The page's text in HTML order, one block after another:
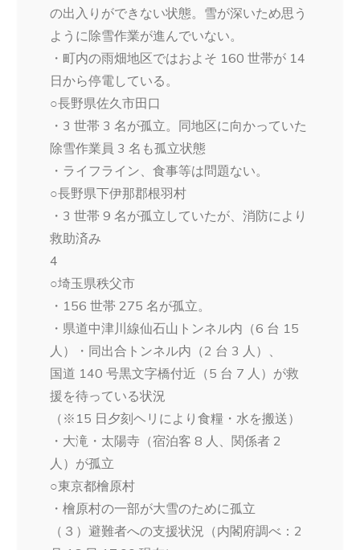
の出入りができない状態。雪が深いため思う
ように除雪作業が進んでいない。
・町内の雨畑地区ではおよそ 160 世帯が 14
日から停電している。
○長野県佐久市田口
・3 世帯 3 名が孤立。同地区に向かっていた
除雪作業員 3 名も孤立状態
・ライフライン、食事等は問題ない。
○長野県下伊那郡根羽村
・3 世帯 9 名が孤立していたが、消防により
救助済み
4
○埼玉県秩父市
・156 世帯 275 名が孤立。
・県道中津川線仙石山トンネル内（6 台 15
人）・同出合トンネル内（2 台 3 人）、
国道 140 号黒文字橋付近（5 台 7 人）が救
援を待っている状況
（※15 日夕刻ヘリにより食糧・水を搬送）
・大滝・太陽寺（宿泊客 8 人、関係者 2
人）が孤立
○東京都檜原村
・檜原村の一部が大雪のために孤立
（３）避難者への支援状況（内閣府調べ：2